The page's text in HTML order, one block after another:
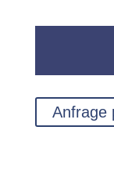
Anfrage